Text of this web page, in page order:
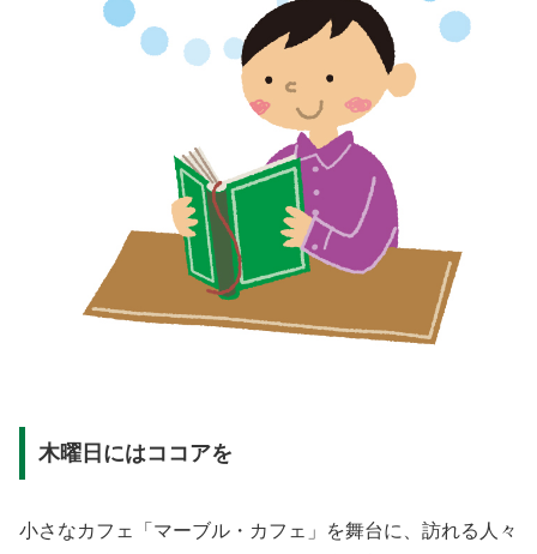
木曜日にはココアを
小さなカフェ「マーブル・カフェ」を舞台に、訪れる人々